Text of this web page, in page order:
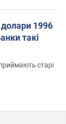
долари 1996
такі
старі